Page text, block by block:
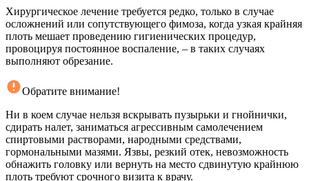
Хирургическое лечение требуется редко, только в случае
осложнений или сопутствующего фимоза, когда узкая крайняя
плоть мешает проведению гигиенических процедур,
провоцируя постоянное воспаление, – в таких случаях
выполняют обрезание.
Обратите внимание!
Ни в коем случае нельзя вскрывать пузырьки и гнойнички,
сдирать налет, заниматься агрессивным самолечением
спиртовыми растворами, народными средствами,
гормональными мазями. Язвы, резкий отек, невозможность
обнажить головку или вернуть на место сдвинутую крайнюю
плоть требуют срочного визита к врачу.